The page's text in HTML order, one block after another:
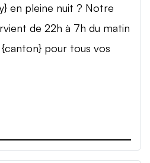
en pleine nuit ? Notre
de 22h à 7h du matin
pour tous vos